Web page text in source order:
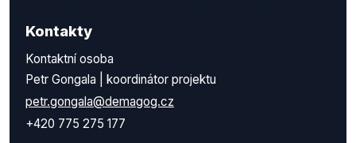
Kontakty
Kontaktní osoba
Petr Gongala | koordinátor projektu
petr.gongala@demagog.cz
+420 775 275 177